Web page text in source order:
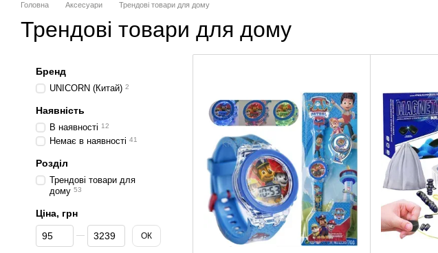
Головна Аксесуари Трендові товари для дому
Трендові товари для дому
Бренд
UNICORN (Китай) 2
Наявність
В наявності 12
Немає в наявності 41
Розділ
Трендові товари для
дому 53
Ціна, грн
Від Ціна, грн
До Ціна, грн ОК